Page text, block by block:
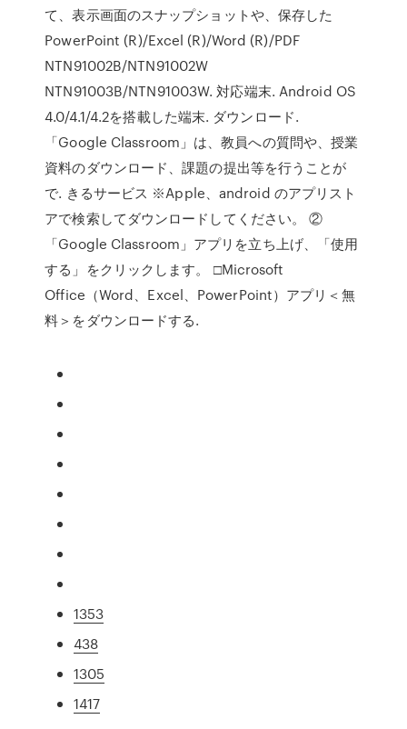
て、表示画面のスナップショットや、保存した
PowerPoint (R)/Excel (R)/Word (R)/PDF
NTN91002B/NTN91002W
NTN91003B/NTN91003W. 対応端末. Android OS
4.0/4.1/4.2を搭載した端末. ダウンロード.
「Google Classroom」は、教員への質問や、授業
資料のダウンロード、課題の提出等を行うことが
で. きるサービス ※Apple、android のアプリスト
アで検索してダウンロードしてください。 ②
「Google Classroom」アプリを立ち上げ、「使用
する」をクリックします。 □Microsoft
Office（Word、Excel、PowerPoint）アプリ＜無
料＞をダウンロードする.
1353
438
1305
1417